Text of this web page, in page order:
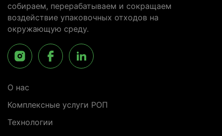
собираем, перерабатываем и сокращаем
воздействие упаковочных отходов на
окружающую среду.
О нас
Комплексные услуги РОП
Технологии